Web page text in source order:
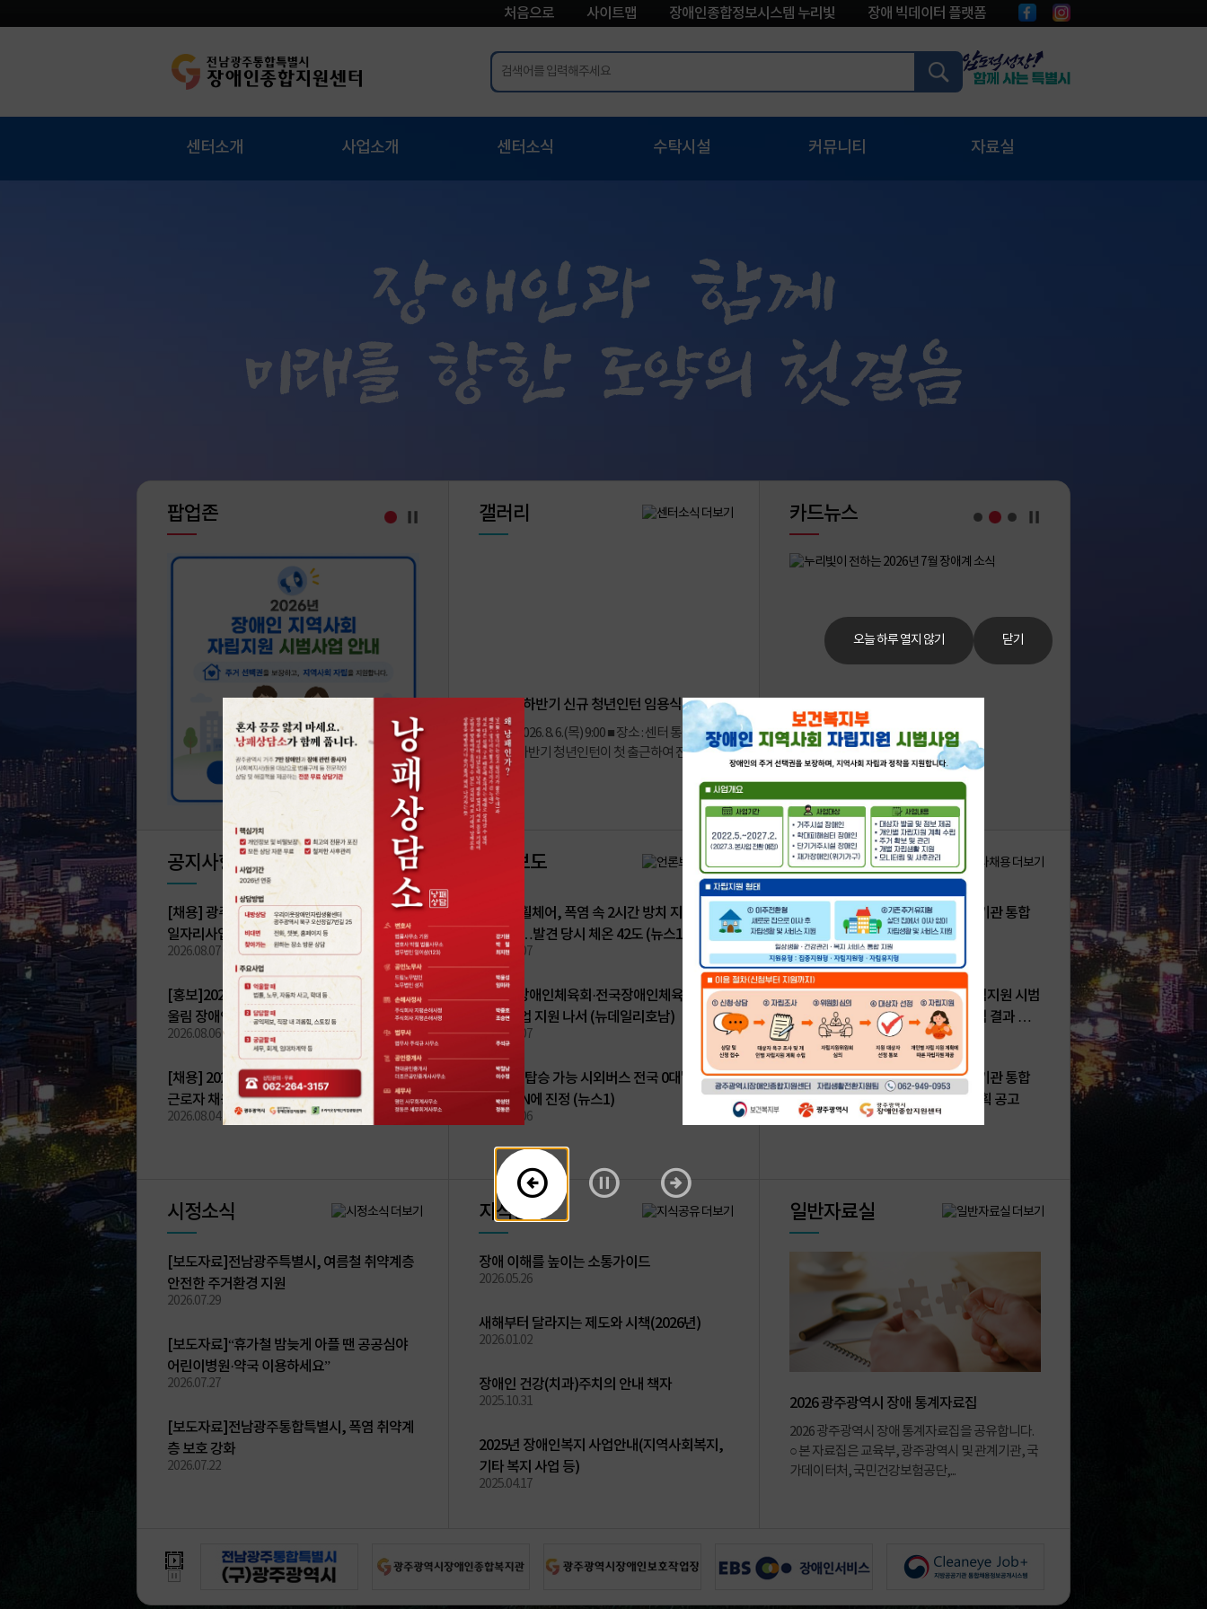
처음으로 사이트맵 장애인종합정보시스템 누리빛 장애 빅데이터 플랫폼
센터소개 사업소개
정책기획팀
복지사업팀
자립생활전환지원팀
센터소식
이달의 행사
인사 ⦁ 채용 정보
월중업무계획
카드뉴스
수탁시설
피해장애인쉼터 보담
장애인수련시설
커뮤니티
자유게시판
센터에 바란다
사이버 고충상담창구
자료실
팝업존 갤러리
2026년 하반기 신규 청년인턴 임용식
■ 일시 : 2026. 8. 6.(목) 9:00 ■ 장소 : 센터 통합사무실
■ 내용 : 하반기 청년인턴이 첫 출근하여 전 직원이
함께 ...
카드뉴스
공지사항
공
지
사
게
시
판
[채용] 광주북구장애인직업재활센터 장애인
일자리사업 참여자 모집 공고
2026.08.07
[홍보]2026년 문화예술 민간단체 지원사업 어
울림 장애인 문화 페스티벌
2026.08.06
[채용] 2026년 권리중심 중증장애인 일자리
근로자 채용
2026.08.04
언론보도
론
도
쓰러진 휠체어, 폭염 속 2시간 방치 지체장애
인 숨져…발견 당시 체온 42도 (뉴스1)
2026.08.07
광주시장애인체육회·전국장애인체육진흥회,
선수 취업 지원 나서 (뉴데일리호남)
2026.08.07
"휠체어 탑승 가능 시외버스 전국 0대" 장애인
단체, UN에 진정 (뉴스1)
2026.08.06
인사·채용
사
채
용
게
시
판
2026년도 상반기 광주광역시 공공기관 통합
채용 최종합격자 공고
2026.07.03
『보건복지부 장애인 지역사회 자립지원 시범
사업』직원 공개경쟁 채용 면접시험 결과 공
고
2026.06.24
2026년도 상반기 광주광역시 공공기관 통합
채용 서류전형 결과 및 면접시험 계획 공고
2026.06.24
시정소식
시
정
소
게
시
판
[보도자료]전남광주특별시, 여름철 취약계층
안전한 주거환경 지원
2026.07.29
[보도자료]“휴가철 밤늦게 아플 땐 공공심야
어린이병원·약국 이용하세요”
2026.07.27
[보도자료]전남광주통합특별시, 폭염 취약계
층 보호 강화
2026.07.22
지식공유
지
식
유
게
판
장애 이해를 높이는 소통가이드
2026.05.26
새해부터 달라지는 제도와 시책(2026년)
2026.01.02
장애인 건강(치과)주치의 안내 책자
2025.10.31
2025년 장애인복지 사업안내(지역사회복지,
기타 복지 사업 등)
2025.04.17
일반자료실
2026 광주광역시 장애 통계자료집
2026 광주광역시 장애 통계자료집을 공유합니다.
○ 본 자료집은 교육부, 광주광역시 및 관계기관, 국
가데이터처, 국민건강보험공단,...
이전 정지다음
오늘 하루 열지 않기 닫기